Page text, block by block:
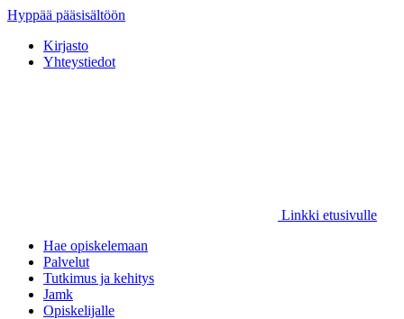
Hyppää pääsisältöön
Kirjasto
Yhteystiedot
Linkki etusivulle
Hae opiskelemaan
Palvelut
Tutkimus ja kehitys
Jamk
Opiskelijalle